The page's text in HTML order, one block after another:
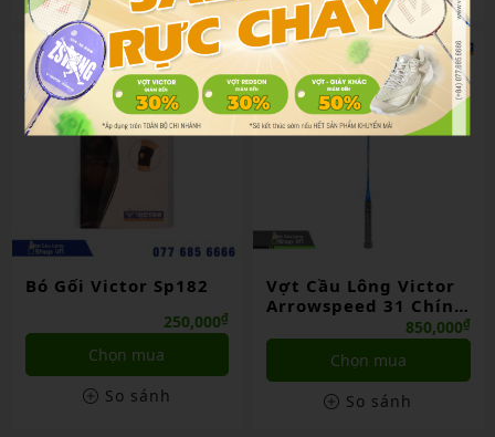
Bó Gối Victor Sp182
250,000₫
Chọn mua
So sánh
Vợt Cầu Lông Victor
Arrowspeed 31 Chính
850,000₫
Chọn mua
So sánh